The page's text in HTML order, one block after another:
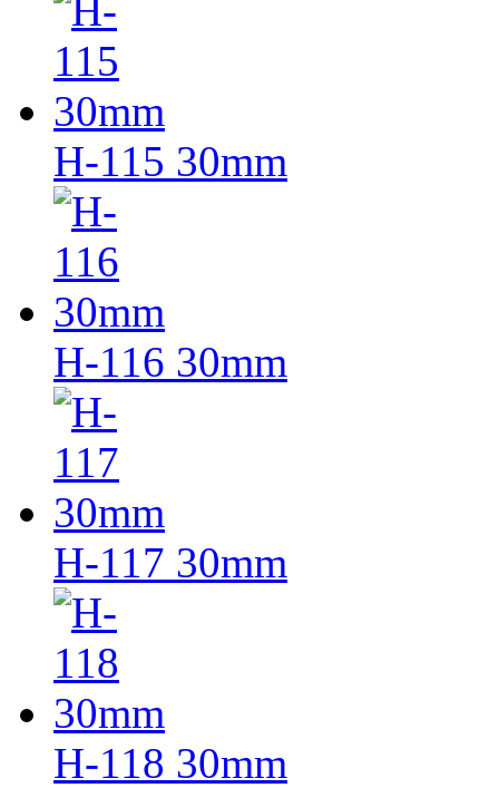
H-115 30mm
H-116 30mm
H-117 30mm
H-118 30mm